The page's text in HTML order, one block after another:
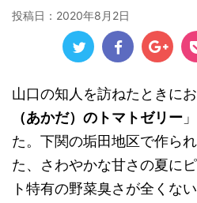
投稿日： 2020年8月2日
山口の知人を訪ねたときに
（あかだ）のトマトゼリー
た。下関の垢田地区で作ら
た、さわやかな甘さの夏に
ト特有の野菜臭さが全くな